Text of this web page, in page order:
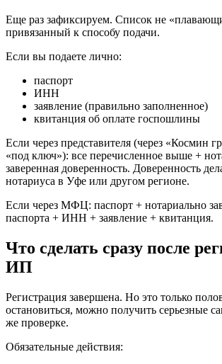
Еще раз зафиксируем. Список не
привязанный к способу подачи.
Если вы подаете лично:
паспорт
ИНН
заявление (правильно заполненное)
квитанция об оплате госпошлины
Если через представителя (через «Космин
«под ключ»): все перечисленное выше +
заверенная доверенность. Доверенность
нотариуса в Уфе или другом регионе.
Если через МФЦ: паспорт + нотариально
паспорта + ИНН + заявление + квитанция.
Что сделать сразу после
ИП
Регистрация завершена. Но это только
остановиться, можно получить серьезные
же проверке.
Обязательные действия: